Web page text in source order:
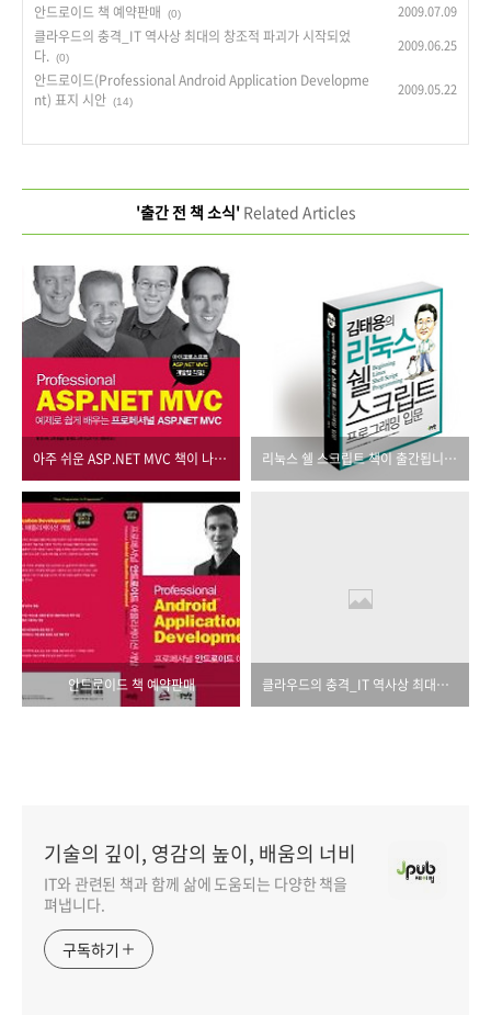
안드로이드 책 예약판매 (0) 2009.07.09
클라우드의 충격_IT 역사상 최대의 창조적 파괴가 시작되었
다. (0)
2009.06.25
안드로이드(Professional Android Application Developme
nt) 표지 시안 (14)
2009.05.22
'출간 전 책 소식'Related Articles
아주 쉬운 ASP.NET MVC 책이 나옵니다. 리눅스 쉘 스크립트 책이 출간됩니다.
안드로이드 책 예약판매 클라우드의 충격_IT 역사상 최대의 창조적 파괴가 시작되었다.
기술의 깊이, 영감의 높이, 배움의 너비
IT와 관련된 책과 함께 삶에 도움되는 다양한 책을
펴냅니다.
구독하기